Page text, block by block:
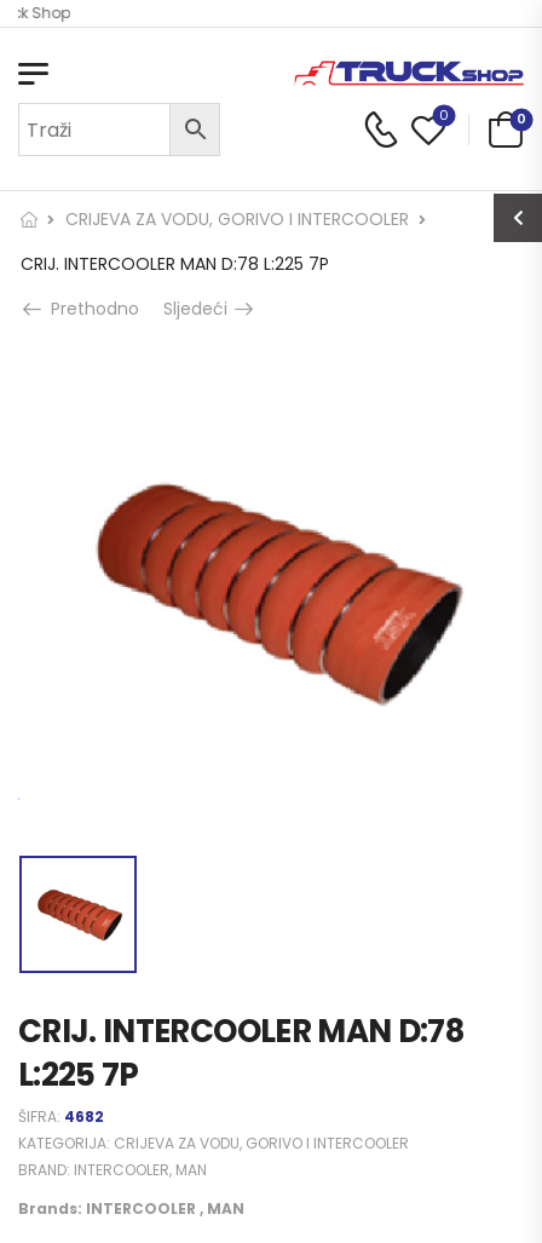
Shop
0 0
CRIJEVA ZA VODU, GORIVO I INTERCOOLER
CRIJ. INTERCOOLER MAN D:78 L:225 7P
Prethodno
Sljedeći
CRIJ. INTERCOOLER MAN D:78
L:225 7P
ŠIFRA: 4682
KATEGORIJA: CRIJEVA ZA VODU, GORIVO I INTERCOOLER
BRAND: INTERCOOLER, MAN
Brands: INTERCOOLER , MAN